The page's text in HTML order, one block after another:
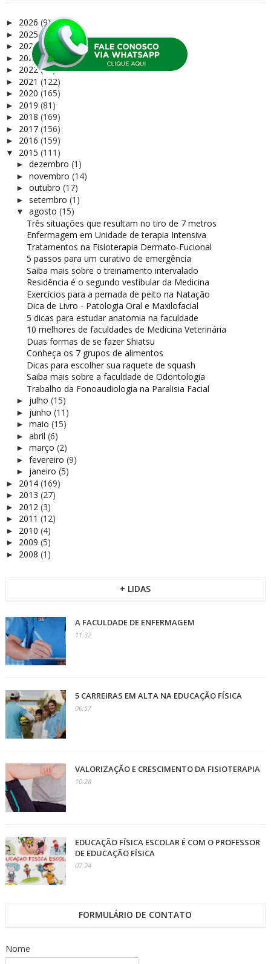
► 2026 (9)
► 2025(68)
► 2024(72)
► 2023(75)
► 2022(37)
► 2021 (122)
► 2020 (165)
► 2019 (81)
► 2018 (169)
► 2017 (156)
► 2016 (159)
▼ 2015 (111)
► dezembro (1)
► novembro (14)
► outubro (17)
► setembro (1)
▼ agosto (15)
Três situações que resultam no tiro de 7 metros
Enfermagem em Unidade de terapia Intensiva
Tratamentos na Fisioterapia Dermato-Fucional
5 passos para um curativo de emergência
Saiba mais sobre o treinamento intervalado
Residência é o segundo vestibular da Medicina
Exercícios para a pernada de peito na Natação
Dica de Livro - Patologia Oral e Maxilofacial
5 dicas para estudar anatomia na faculdade
10 melhores de faculdades de Medicina Veterinária
Duas formas de se fazer Shiatsu
Conheça os 7 grupos de alimentos
Dicas para escolher sua raquete de squash
Saiba mais sobre a faculdade de Odontologia
Trabalho da Fonoaudiologia na Paralisia Facial
► julho (15)
► junho (11)
► maio (15)
► abril (6)
► março (2)
► fevereiro (9)
► janeiro (5)
► 2014 (169)
► 2013 (27)
► 2012 (3)
► 2011 (12)
► 2010 (4)
► 2009 (5)
► 2008 (1)
+ LIDAS
A FACULDADE DE ENFERMAGEM
11:32
5 CARREIRAS EM ALTA NA EDUCAÇÃO FÍSICA
06:57
VALORIZAÇÃO E CRESCIMENTO DA FISIOTERAPIA
10:28
EDUCAÇÃO FÍSICA ESCOLAR É COM O PROFESSOR
DE EDUCAÇÃO FÍSICA
07:24
FORMULÁRIO DE CONTATO
Nome